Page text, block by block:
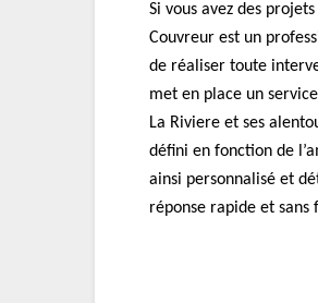
Si vous avez des
Couvreur est un
de réaliser toute
met en place un
La Riviere et ses
défini en fonction de
ainsi personnalisé et
réponse rapide et sans